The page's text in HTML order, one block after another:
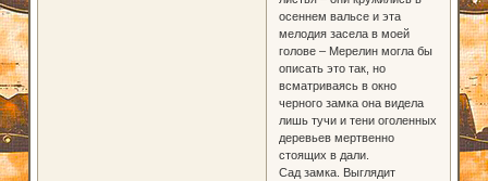
осеннем вальсе и эта
мелодия засела в моей
голове – Мерелин могла бы
описать это так, но
всматриваясь в окно
черного замка она видела
лишь тучи и тени оголенных
деревьев мертвенно
стоящих в дали.
Сад замка. Выглядит